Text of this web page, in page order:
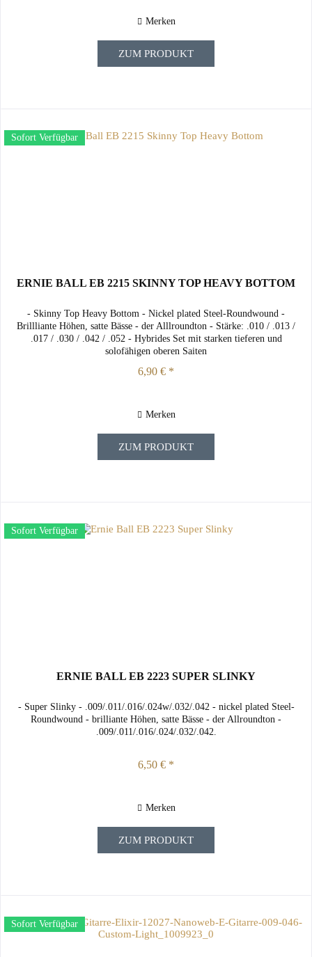
Merken
ZUM PRODUKT
Sofort Verfügbar
ERNIE BALL EB 2215 SKINNY TOP HEAVY BOTTOM
- Skinny Top Heavy Bottom - Nickel plated Steel-Roundwound -
Brillliante Höhen, satte Bässe - der Alllroundton - Stärke: .010 / .013 /
.017 / .030 / .042 / .052 - Hybrides Set mit starken tieferen und
solofähigen oberen Saiten
6,90 € *
Merken
ZUM PRODUKT
Sofort Verfügbar
ERNIE BALL EB 2223 SUPER SLINKY
- Super Slinky - .009/.011/.016/.024w/.032/.042 - nickel plated Steel-
Roundwound - brilliante Höhen, satte Bässe - der Allroundton -
.009/.011/.016/.024/.032/.042.
6,50 € *
Merken
ZUM PRODUKT
Sofort Verfügbar